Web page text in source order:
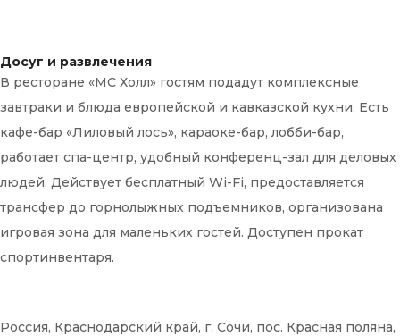
Досуг и развлечения
В ресторане «МС Холл» гостям подадут комплексные
завтраки и блюда европейской и кавказской кухни. Есть
кафе-бар «Лиловый лось», караоке-бар, лобби-бар,
работает спа-центр, удобный конференц-зал для деловых
людей. Действует бесплатный Wi-Fi, предоставляется
трансфер до горнолыжных подъемников, организована
игровая зона для маленьких гостей. Доступен прокат
спортинвентаря.
Россия, Краснодарский край, г. Сочи, пос. Красная поляна,